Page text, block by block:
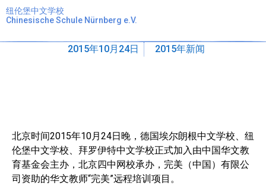
纽伦堡中文学校
Chinesische Schule Nürnberg e.V.
2015年10月24日 2015年新闻
北京时间2015年10月24日晚，德国埃尔朗根中文学校、纽
伦堡中文学校、拜罗伊特中文学校正式加入由中国华文教
育基金会主办，北京四中网校承办，完美（中国） 有限公
司资助的华文教师“完美”远程培训项目。